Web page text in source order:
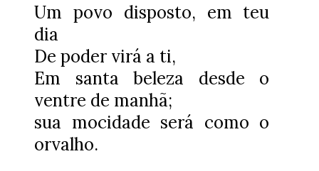
Um povo disposto, em teu
dia
De poder virá a ti,
Em santa beleza desde o
ventre de manhã;
sua mocidade será como o
orvalho.